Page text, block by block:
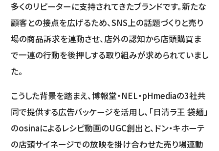
多くのリピーターに支持されてきたブランドです。新たな
顧客との接点を広げるため、SNS上の話題づくりと売り
場の商品訴求を連動させ、店外の認知から店頭購買ま
で一連の行動を後押しする取り組みが求められていまし
た。
こうした背景を踏まえ、博報堂・NEL・pHmediaの3社共
同で提供する広告パッケージを活用し、「日清ラ王 袋麺」
のosinaによるレシピ動画のUGC創出と、ドン・キホーテ
の店頭サイネージでの放映を掛け合わせた売り場連動